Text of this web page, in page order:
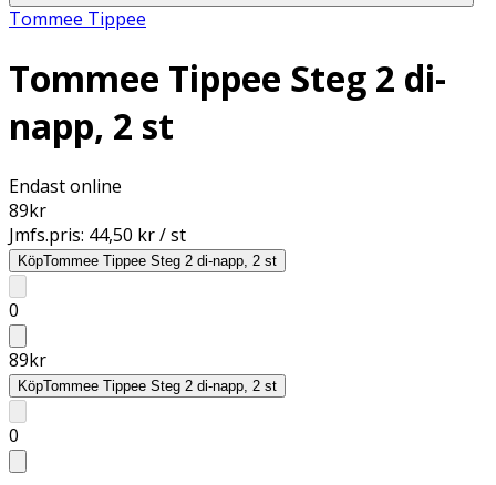
Tommee Tippee
Tommee Tippee Steg 2 di-
napp, 2 st
Endast online
89kr
Jmfs.pris: 44,50 kr / st
KöpTommee Tippee Steg 2 di-napp, 2 st
0
89kr
KöpTommee Tippee Steg 2 di-napp, 2 st
0